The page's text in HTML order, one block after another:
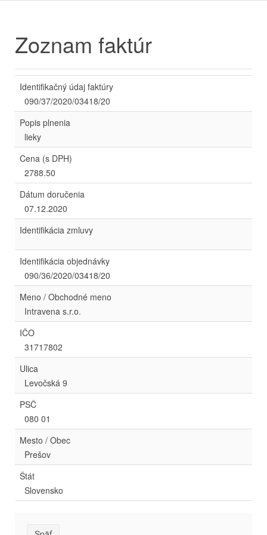
Zoznam faktúr
Identifikačný údaj faktúry
090/37/2020/03418/20
Popis plnenia
lieky
Cena (s DPH)
2788.50
Dátum doručenia
07.12.2020
Identifikácia zmluvy
Identifikácia objednávky
090/36/2020/03418/20
Meno / Obchodné meno
Intravena s.r.o.
IČO
31717802
Ulica
Levočská 9
PSČ
080 01
Mesto / Obec
Prešov
Štát
Slovensko